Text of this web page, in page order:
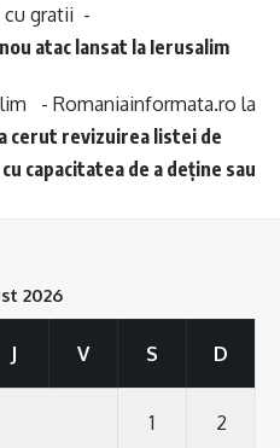
cu gratii -
atac lansat la Ierusalim
- Romaniainformata.ro la
cerut revizuirea listei de
capacitatea de a deține sau
2026
J V S D
1 2